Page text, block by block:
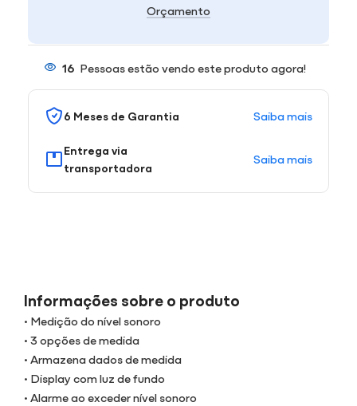
Orçamento
16 Pessoas estão vendo este produto agora!
6 Meses de Garantia Saiba mais
Entrega via
transportadora
Saiba mais
Informações sobre o produto
• Medição do nível sonoro
• 3 opções de medida
• Armazena dados de medida
• Display com luz de fundo
• Alarme ao exceder nível sonoro